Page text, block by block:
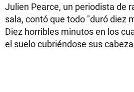
Julien Pearce, un periodista de
sala, contó que todo "duró diez
Diez horribles minutos en los
el suelo cubriéndose sus